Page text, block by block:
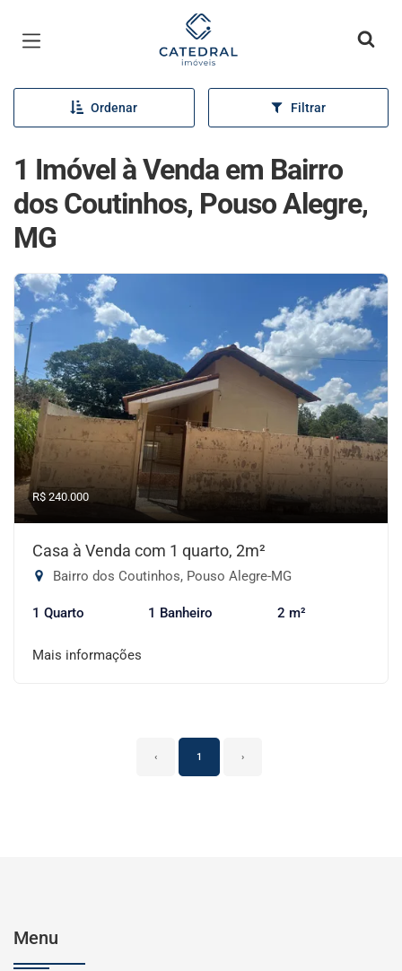
Página inicial
Ordenar Filtrar
1 Imóvel à Venda em Bairro
dos Coutinhos, Pouso Alegre,
MG
R$ 240.000
Casa à Venda com 1 quarto, 2m²
Bairro dos Coutinhos, Pouso Alegre-MG
1 Quarto 1 Banheiro 2 m²
Mais informações
‹ 1 ›
Menu